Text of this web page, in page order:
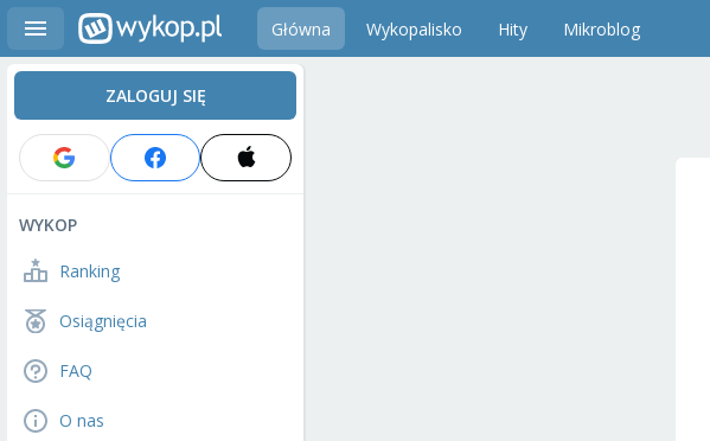
Główna Wykopalisko Hity Mikroblog
ZALOGUJ SIĘ
WYKOP
Ranking
Osiągnięcia
FAQ
O nas